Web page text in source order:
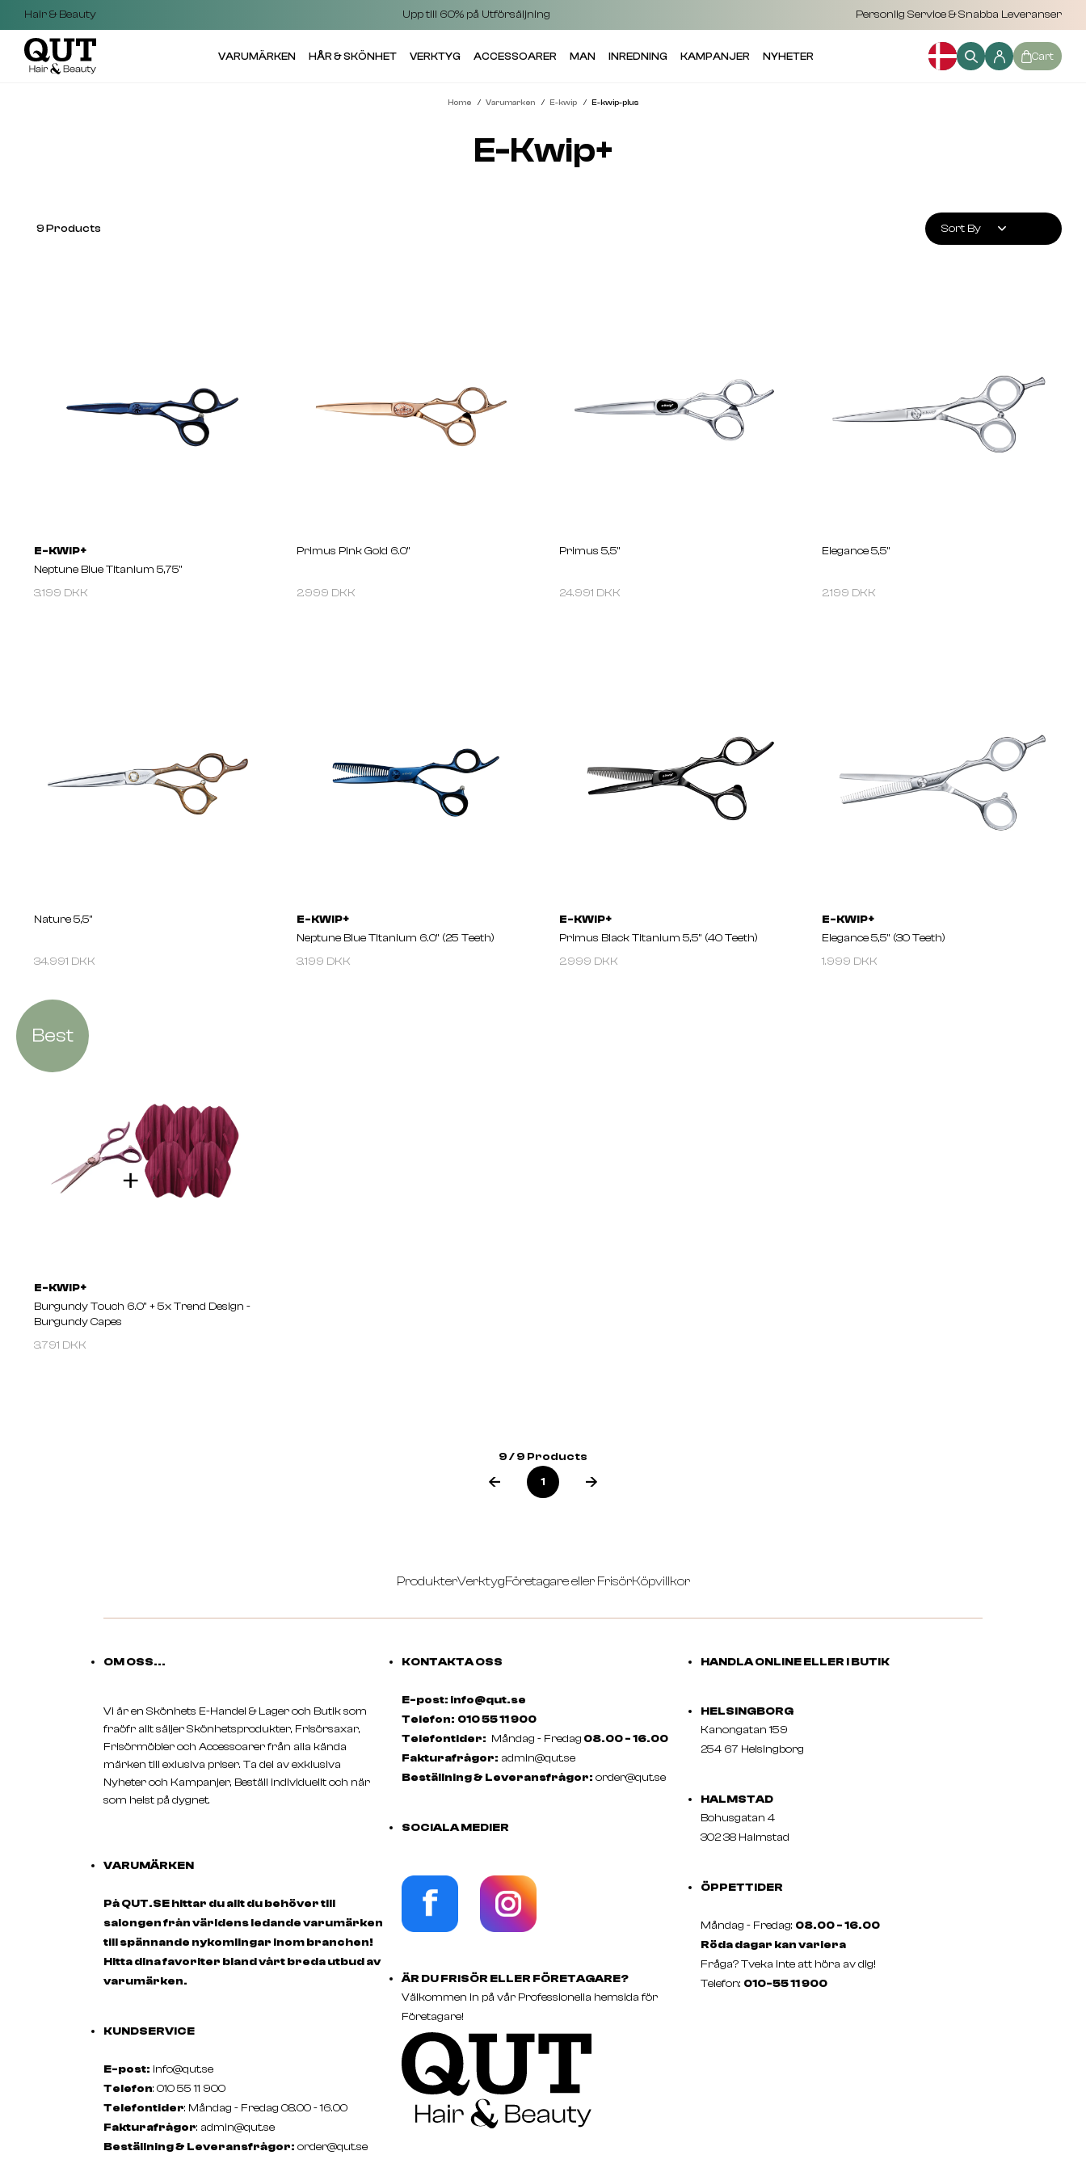
Hair & Beauty Upp till 60% på Utförsäljning Personlig Service & Snabba Leveranser
VARUMÄRKEN HÅR & SKÖNHET VERKTYG ACCESSOARER MAN INREDNING KAMPANJER NYHETER Cart
Home Varumarken E-kwip E-kwip-plus
E-Kwip+
9Products Sort By
E-KWIP+
Neptune Blue Titanium 5,75''
3.199 DKK
Primus Pink Gold 6.0''
2.999 DKK
Primus 5,5''
24.991 DKK
Elegance 5,5''
2.199 DKK
Nature 5,5''
34.991 DKK
E-KWIP+
Neptune Blue Titanium 6.0'' (25 Teeth)
3.199 DKK
E-KWIP+
Primus Black Titanium 5,5'' (40 Teeth)
2.999 DKK
E-KWIP+
Elegance 5,5'' (30 Teeth)
1.999 DKK
Best
E-KWIP+
Burgundy Touch 6.0'' + 5x Trend Design -
Burgundy Capes
3.791 DKK
9 / 9 Products
1
ProdukterVerktygFöretagare eller FrisörKöpvillkor
OM OSS...
Vi är en Skönhets E-Handel & Lager och Butik som
fraöfr allt säljer Skönhetsprodukter, Frisörsaxar,
Frisörmöbler och Accessoarer från alla kända
märken till exlusiva priser. Ta del av exklusiva
Nyheter och Kampanjer, Beställ individuellt och när
som helst på dygnet.
VARUMÄRKEN
På QUT.SE hittar du allt du behöver till
salongen från världens ledande varumärken
till spännande nykomlingar inom branchen!
Hitta dina favoriter bland vårt breda utbud av
varumärken.
KUNDSERVICE
E-post: info@qut.se
Telefon: 010 55 11 900
Telefontider: Måndag - Fredag 08.00 - 16.00
Fakturafrågor: admin@qut.se
Beställning & Leveransfrågor: order@qut.se
KONTAKTA OSS
E-post: info@qut.se
Telefon: 010 55 11 900
Telefontider: Måndag - Fredag 08.00 - 16.00
Fakturafrågor: admin@qut.se
Beställning & Leveransfrågor: order@qut.se
SOCIALA MEDIER
ÄR DU FRISÖR ELLER FÖRETAGARE?
Välkommen in på vår Professionella hemsida för
Företagare!
HANDLA ONLINE ELLER I BUTIK
HELSINGBORG
Kanongatan 159
254 67 Helsingborg
HALMSTAD
Bohusgatan 4
302 38 Halmstad
ÖPPETTIDER
Måndag - Fredag: 08.00 - 16.00
Röda dagar kan variera
Fråga? Tveka inte att höra av dig!
Telefon: 010-55 11 900